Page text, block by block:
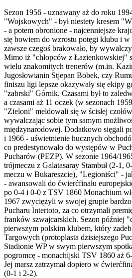
Sezon 1956 - uznawany aż do roku
"Wojskowych" - był niestety kresem
- a potem obronione - najcenniejsze
się bowiem do wzrostu potęgi klubu i
zawsze czegoś brakowało, by
Mimo iż "chłopców z Łazienkowskiej"
wielu znakomitych trenerów (m.in.
Jugosłowianin Stjepan Bobek, czy
finiszu ligi lepsze okazywały się ekipy
"zabrski" Górnik. Czasami był to
a czasami aż 11 oczek (w sezonach
"Zieloni" meldowali się w ścisłej
wywalczając sobie tym samym
międzynarodowej. Dodatkowo sięgali
i 1966 - uświetnienie hucznych
co predestynowało do występów w
Pucharów (PEZP). W sezonie 1964/
trójmeczu z Galatasaray Stambuł (2-1,
meczu w Bukareszcie), "Legioniści" -
- awansowali do ćwierćfinału
po 0-4 i 0-0 z TSV 1860 Monachium
1967 zwyciężyli w swojej grupie
Pucharu Intertoto, za co otrzymali
franków szwajcarskich. Sezon później
pierwszym polskim klubem, który
Targowych (protoplasta dzisiejszego
Stadionie WP w swym pierwszym
pogromcę - monachijski TSV 1860 aż
Jej marsz zatrzymał dopiero w
(0-1 i 2-2).